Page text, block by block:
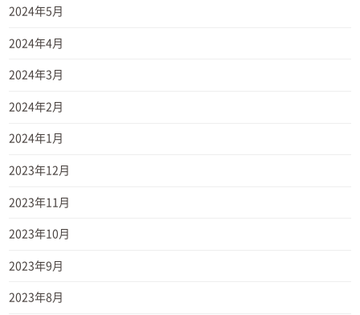
2024年5月
2024年4月
2024年3月
2024年2月
2024年1月
2023年12月
2023年11月
2023年10月
2023年9月
2023年8月